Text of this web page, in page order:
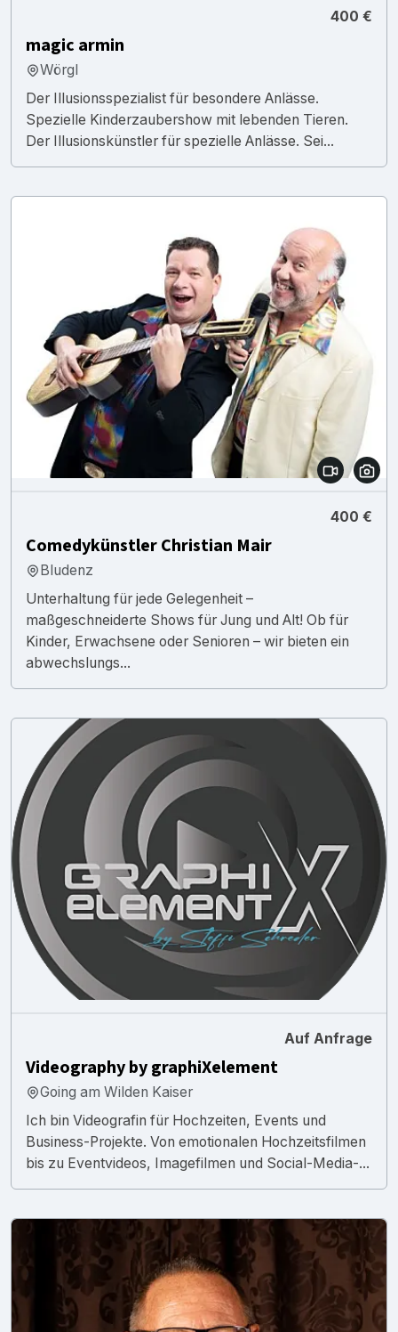
400 €
magic armin
Wörgl
Der Illusionsspezialist für besondere Anlässe.
Spezielle Kinderzaubershow mit lebenden Tieren.
Der Illusionskünstler für spezielle Anlässe. Sei...
400 €
Comedykünstler Christian Mair
Bludenz
Unterhaltung für jede Gelegenheit –
maßgeschneiderte Shows für Jung und Alt! Ob für
Kinder, Erwachsene oder Senioren – wir bieten ein
abwechslungs...
Auf Anfrage
Videography by graphiXelement
Going am Wilden Kaiser
Ich bin Videografin für Hochzeiten, Events und
Business-Projekte. Von emotionalen Hochzeitsfilmen
bis zu Eventvideos, Imagefilmen und Social-Media-...